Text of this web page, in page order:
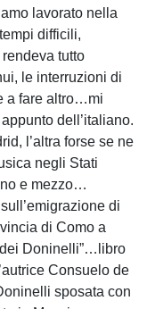
lavorato nella
difficili,
tutto
le interruzioni di
a fare altro…mi
dell’italiano.
l’altra forse se ne
negli Stati
e mezzo…
di
di Como a
Doninelli”…libro
Consuelo de
sposata con